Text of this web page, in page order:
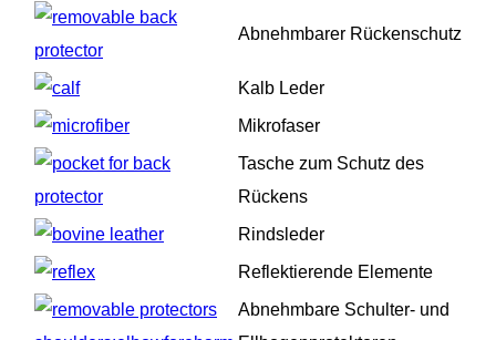
Abnehmbarer Rückenschutz
Kalb Leder
Mikrofaser
Tasche zum Schutz des
Rückens
Rindsleder
Reflektierende Elemente
Abnehmbare Schulter- und